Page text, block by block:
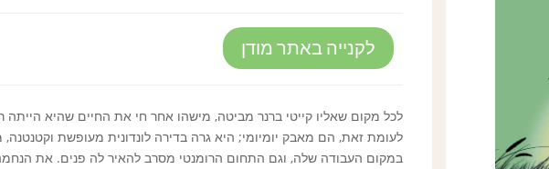
לקנייה באתר מודן
לכל מקום שאליו קייטי ברנר מביטה, מישהו אחר חי את החיים שהיא הייתה
לעומת זאת, הם מאבק יומיומי; היא גרה בדירה לונדונית מעופשת
במקום העבודה שלה, וגם התחום הרומנטי מסרב להאיר לה פנים. את